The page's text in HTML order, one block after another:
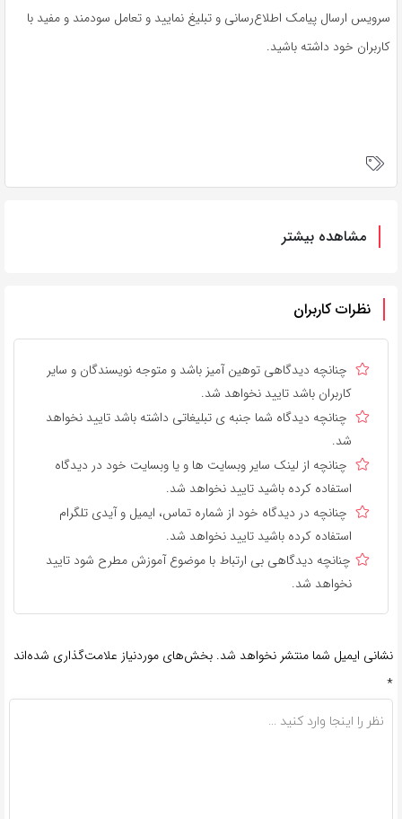
سرویس ارسال پیامک اطلاع‌رسانی و تبلیغ نمایید و تعامل سودمند و مفید با
کاربران خود داشته باشید.
مشاهده بیشتر
نظرات کاربران
چنانچه دیدگاهی توهین آمیز باشد و متوجه نویسندگان و سایر
کاربران باشد تایید نخواهد شد.
چنانچه دیدگاه شما جنبه ی تبلیغاتی داشته باشد تایید نخواهد
شد.
چنانچه از لینک سایر وبسایت ها و یا وبسایت خود در دیدگاه
استفاده کرده باشید تایید نخواهد شد.
چنانچه در دیدگاه خود از شماره تماس، ایمیل و آیدی تلگرام
استفاده کرده باشید تایید نخواهد شد.
چنانچه دیدگاهی بی ارتباط با موضوع آموزش مطرح شود تایید
نخواهد شد.
نشانی ایمیل شما منتشر نخواهد شد. بخش‌های موردنیاز علامت‌گذاری شده‌اند
*